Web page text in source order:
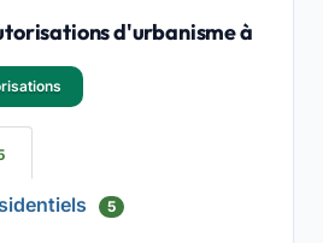
d'urbanisme à
5